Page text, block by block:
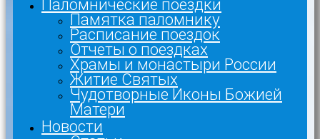
Паломнические поездки
Памятка паломнику
Расписание поездок
Отчеты о поездках
Храмы и монастыри России
Житие Святых
Чудотворные Иконы Божией
Матери
Новости